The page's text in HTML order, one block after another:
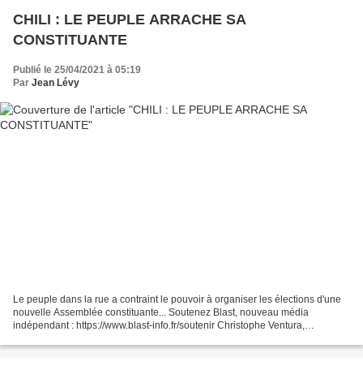
CHILI : LE PEUPLE ARRACHE SA
CONSTITUANTE
Publié le 25/04/2021 à 05:19
Par Jean Lévy
Le peuple dans la rue a contraint le pouvoir à organiser les élections d'une
nouvelle Assemblée constituante... Soutenez Blast, nouveau média
indépendant : https://www.blast-info.fr/soutenir Christophe Ventura,